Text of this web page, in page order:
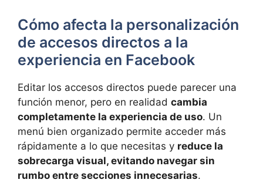
Cómo afecta la personalización
de accesos directos a la
experiencia en Facebook
Editar los accesos directos puede parecer una
función menor, pero en realidad cambia
completamente la experiencia de uso. Un
menú bien organizado permite acceder más
rápidamente a lo que necesitas y reduce la
sobrecarga visual, evitando navegar sin
rumbo entre secciones innecesarias.